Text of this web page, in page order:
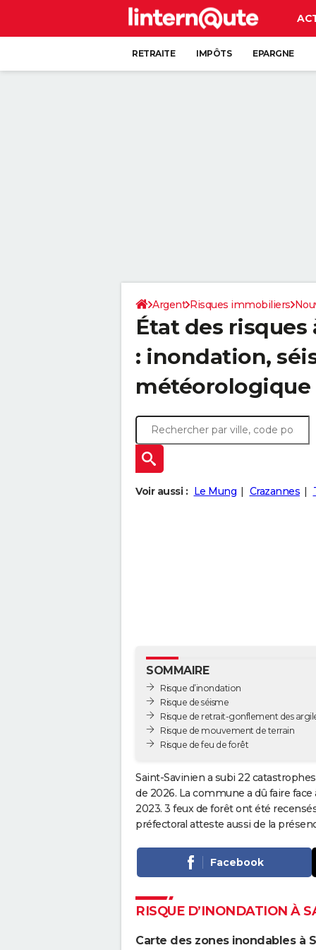
RETRAITE IMPÔTS EPARGNE
Argent Risques immobiliers
État des risques
: inondation,
météorologique
Voir aussi : Le Mung Crazannes
SOMMAIRE
Risque d’inondation
Risque de séisme
Risque de retrait-gonflement des
Risque de mouvement de terrain
Risque de feu de forêt
Saint-Savinien a subi 22
de 2026. La commune a dû faire
2023. 3 feux de forêt ont été
préfectoral atteste aussi de la
Facebook
RISQUE D’INONDATION À
Carte des zones inondables à